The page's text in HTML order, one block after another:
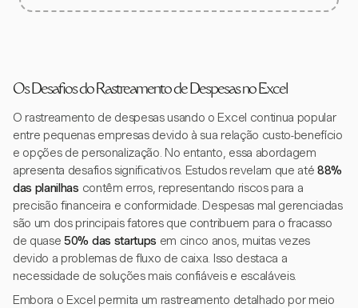
Os Desafios do Rastreamento de Despesas no Excel
O rastreamento de despesas usando o Excel continua popular
entre pequenas empresas devido à sua relação custo-benefício
e opções de personalização. No entanto, essa abordagem
apresenta desafios significativos. Estudos revelam que até88%
das planilhas contêm erros, representando riscos para a
precisão financeira e conformidade. Despesas mal gerenciadas
são um dos principais fatores que contribuem para o fracasso
de quase50% das startups em cinco anos, muitas vezes
devido a problemas de fluxo de caixa. Isso destaca a
necessidade de soluções mais confiáveis e escaláveis.
Embora o Excel permita um rastreamento detalhado por meio